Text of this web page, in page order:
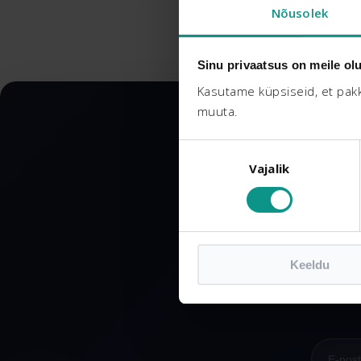
Nõusolek
Sinu privaatsus on meile
Kasutame küpsiseid, et
muuta.
Vajalik
Keeldu